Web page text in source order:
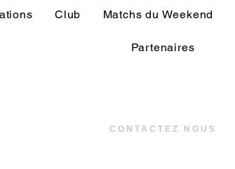
Club Matchs du Weekend
Partenaires
CONTACTEZ NOUS